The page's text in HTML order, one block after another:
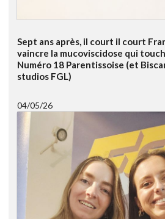
Sept ans après, il court il court
vaincre la mucoviscidose qui
Numéro 18 Parentissoise (et
studios FGL)
04/05/26